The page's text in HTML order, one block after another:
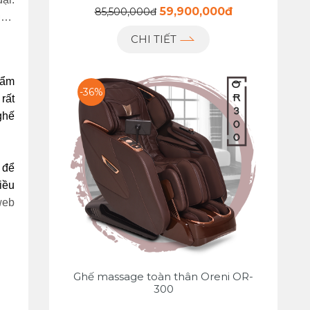
để
85,500,000đ 59,900,000đ
CHI TIẾT
-36%
Ghế massage toàn thân Oreni OR-
300